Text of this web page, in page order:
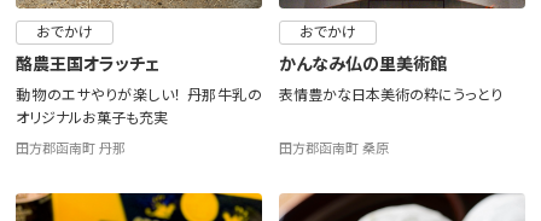
おでかけ
酪農王国オラッチェ
動物のエサやりが楽しい！ 丹那牛乳の
オリジナルお菓子も充実
田方郡函南町 丹那
おでかけ
かんなみ仏の里美術館
表情豊かな日本美術の粋にうっとり
田方郡函南町 桑原